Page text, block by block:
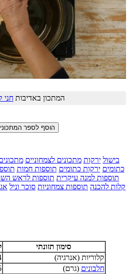
המתכון באדיבות חני
בישול ירקות מתכונים לצמחוניים
כתומים ירקות כתומים תוספות חמות
תוספות למנה עיקרית תוספות לראש
קלות להכנה תוספות צמחוניות סוכר וניל
סימון תזונתי
קלוריות (אנרגיה)
חלבונים (גרם)